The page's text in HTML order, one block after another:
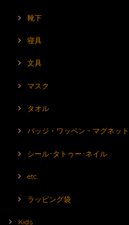
靴下
寝具
文具
マスク
タオル
バッジ・ワッペン・マグネット
シール･タトゥー･ネイル
etc.
ラッピング袋
Kids